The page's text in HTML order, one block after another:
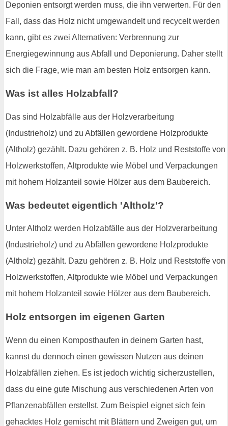
Deponien entsorgt werden muss, die ihn verwerten. Für den
Fall, dass das Holz nicht umgewandelt und recycelt werden
kann, gibt es zwei Alternativen: Verbrennung zur
Energiegewinnung aus Abfall und Deponierung. Daher stellt
sich die Frage, wie man am besten Holz entsorgen kann.
Was ist alles Holzabfall?
Das sind Holzabfälle aus der Holzverarbeitung
(Industrieholz) und zu Abfällen gewordene Holzprodukte
(Altholz) gezählt. Dazu gehören z. B. Holz und Reststoffe von
Holzwerkstoffen, Altprodukte wie Möbel und Verpackungen
mit hohem Holzanteil sowie Hölzer aus dem Baubereich.
Was bedeutet eigentlich 'Altholz'?
Unter Altholz werden Holzabfälle aus der Holzverarbeitung
(Industrieholz) und zu Abfällen gewordene Holzprodukte
(Altholz) gezählt. Dazu gehören z. B. Holz und Reststoffe von
Holzwerkstoffen, Altprodukte wie Möbel und Verpackungen
mit hohem Holzanteil sowie Hölzer aus dem Baubereich.
Holz entsorgen im eigenen Garten
Wenn du einen Komposthaufen in deinem Garten hast,
kannst du dennoch einen gewissen Nutzen aus deinen
Holzabfällen ziehen. Es ist jedoch wichtig sicherzustellen,
dass du eine gute Mischung aus verschiedenen Arten von
Pflanzenabfällen erstellst. Zum Beispiel eignet sich fein
gehacktes Holz gemischt mit Blättern und Zweigen gut, um